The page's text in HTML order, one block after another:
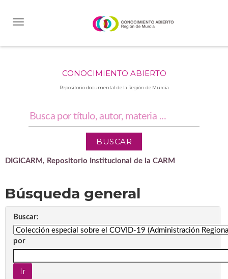
CONOCIMIENTO ABIERTO
Repositorio documental de la Región de Murcia
DIGICARM, Repositorio Institucional de la CARM
Búsqueda general
Buscar:
por